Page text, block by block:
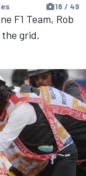
18 / 49
F1 Team, Rob
the grid.